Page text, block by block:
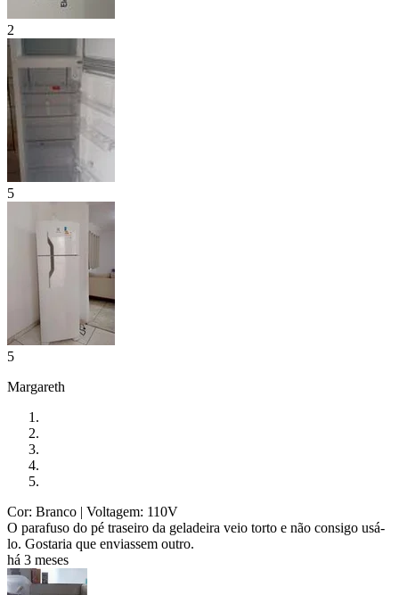
2
5
5
Margareth
Cor: Branco | Voltagem: 110V
O parafuso do pé traseiro da geladeira veio torto e não consigo usá-
lo. Gostaria que enviassem outro.
há 3 meses